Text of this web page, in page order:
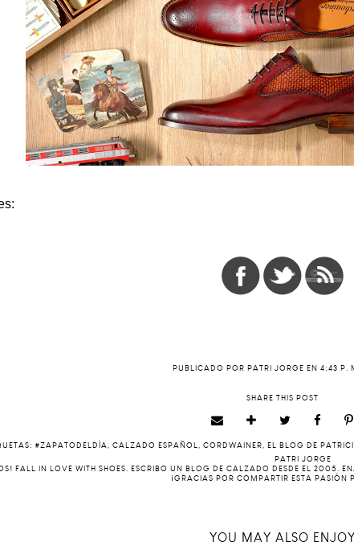
PUBLICADO POR PATRI JORGE EN 4:43 P.
SHARE THIS POST
#ZAPATODELDÍA, CALZADO ESPAÑOL, CORDWAINER, EL BLOG DE
PATRI JORGE
FALL IN LOVE WITH SHOES. ESCRIBO UN BLOG DE CALZADO DESDE EL 2005.
¡GRACIAS POR COMPARTIR ESTA PASIÓN
YOU MAY ALSO ENJOY